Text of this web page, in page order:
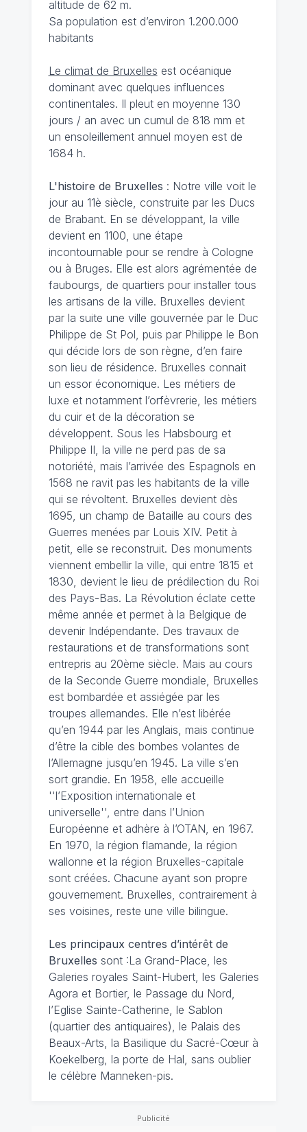
altitude de 62 m.
Sa population est d’environ 1.200.000
habitants
Le climat de Bruxelles est océanique
dominant avec quelques influences
continentales. Il pleut en moyenne 130
jours / an avec un cumul de 818 mm et
un ensoleillement annuel moyen est de
1684 h.
L'histoire de Bruxelles : Notre ville voit le
jour au 11è siècle, construite par les Ducs
de Brabant. En se développant, la ville
devient en 1100, une étape
incontournable pour se rendre à Cologne
ou à Bruges. Elle est alors agrémentée de
faubourgs, de quartiers pour installer tous
les artisans de la ville. Bruxelles devient
par la suite une ville gouvernée par le Duc
Philippe de St Pol, puis par Philippe le Bon
qui décide lors de son règne, d’en faire
son lieu de résidence. Bruxelles connait
un essor économique. Les métiers de
luxe et notamment l’orfèvrerie, les métiers
du cuir et de la décoration se
développent. Sous les Habsbourg et
Philippe II, la ville ne perd pas de sa
notoriété, mais l’arrivée des Espagnols en
1568 ne ravit pas les habitants de la ville
qui se révoltent. Bruxelles devient dès
1695, un champ de Bataille au cours des
Guerres menées par Louis XIV. Petit à
petit, elle se reconstruit. Des monuments
viennent embellir la ville, qui entre 1815 et
1830, devient le lieu de prédilection du Roi
des Pays-Bas. La Révolution éclate cette
même année et permet à la Belgique de
devenir Indépendante. Des travaux de
restaurations et de transformations sont
entrepris au 20ème siècle. Mais au cours
de la Seconde Guerre mondiale, Bruxelles
est bombardée et assiégée par les
troupes allemandes. Elle n’est libérée
qu’en 1944 par les Anglais, mais continue
d’être la cible des bombes volantes de
l’Allemagne jusqu’en 1945. La ville s’en
sort grandie. En 1958, elle accueille
''l’Exposition internationale et
universelle'', entre dans l’Union
Européenne et adhère à l’OTAN, en 1967.
En 1970, la région flamande, la région
wallonne et la région Bruxelles-capitale
sont créées. Chacune ayant son propre
gouvernement. Bruxelles, contrairement à
ses voisines, reste une ville bilingue.
Les principaux centres d’intérêt de
Bruxelles sont :La Grand-Place, les
Galeries royales Saint-Hubert, les Galeries
Agora et Bortier, le Passage du Nord,
l’Eglise Sainte-Catherine, le Sablon
(quartier des antiquaires), le Palais des
Beaux-Arts, la Basilique du Sacré-Cœur à
Koekelberg, la porte de Hal, sans oublier
le célèbre Manneken-pis.